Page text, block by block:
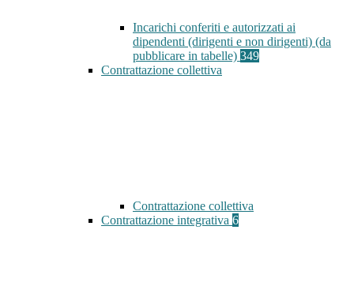
Incarichi conferiti e autorizzati ai
dipendenti (dirigenti e non dirigenti) (da
pubblicare in tabelle) 349
Contrattazione collettiva
Contrattazione collettiva
Contrattazione integrativa 6